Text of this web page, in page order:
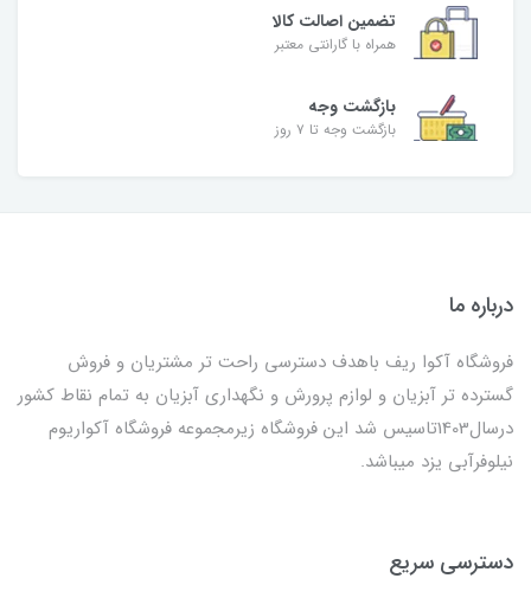
تضمین اصالت کالا
همراه با گارانتی معتبر
بازگشت وجه
بازگشت وجه تا ۷ روز
درباره ما
فروشگاه آکوا ریف باهدف دسترسی راحت تر مشتریان و فروش
گسترده تر آبزیان و لوازم پرورش و نگهداری آبزیان به تمام نقاط کشور
درسال1403تاسیس شد این فروشگاه زیرمجموعه فروشگاه آکواریوم
نیلوفرآبی یزد میباشد.
دسترسی سریع